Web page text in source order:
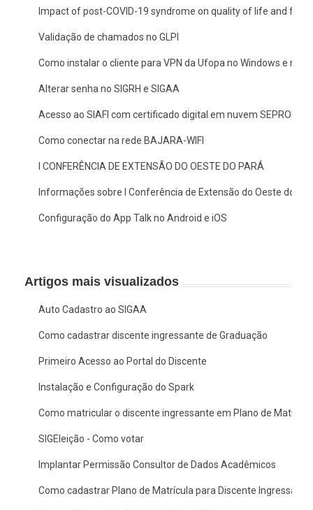
Impact of post-COVID-19 syndrome on quality of life and
Validação de chamados no GLPI
Como instalar o cliente para VPN da Ufopa no Windows e no
Alterar senha no SIGRH e SIGAA
Acesso ao SIAFI com certificado digital em nuvem SEPROID
Como conectar na rede BAJARA-WIFI
I CONFERÊNCIA DE EXTENSÃO DO OESTE DO PARÁ
Informações sobre I Conferência de Extensão do Oeste do
Configuração do App Talk no Android e iOS
Artigos mais visualizados
Auto Cadastro ao SIGAA
Como cadastrar discente ingressante de Graduação
Primeiro Acesso ao Portal do Discente
Instalação e Configuração do Spark
Como matricular o discente ingressante em Plano de
SIGEleição - Como votar
Implantar Permissão Consultor de Dados Acadêmicos
Como cadastrar Plano de Matrícula para Discente Ingressante